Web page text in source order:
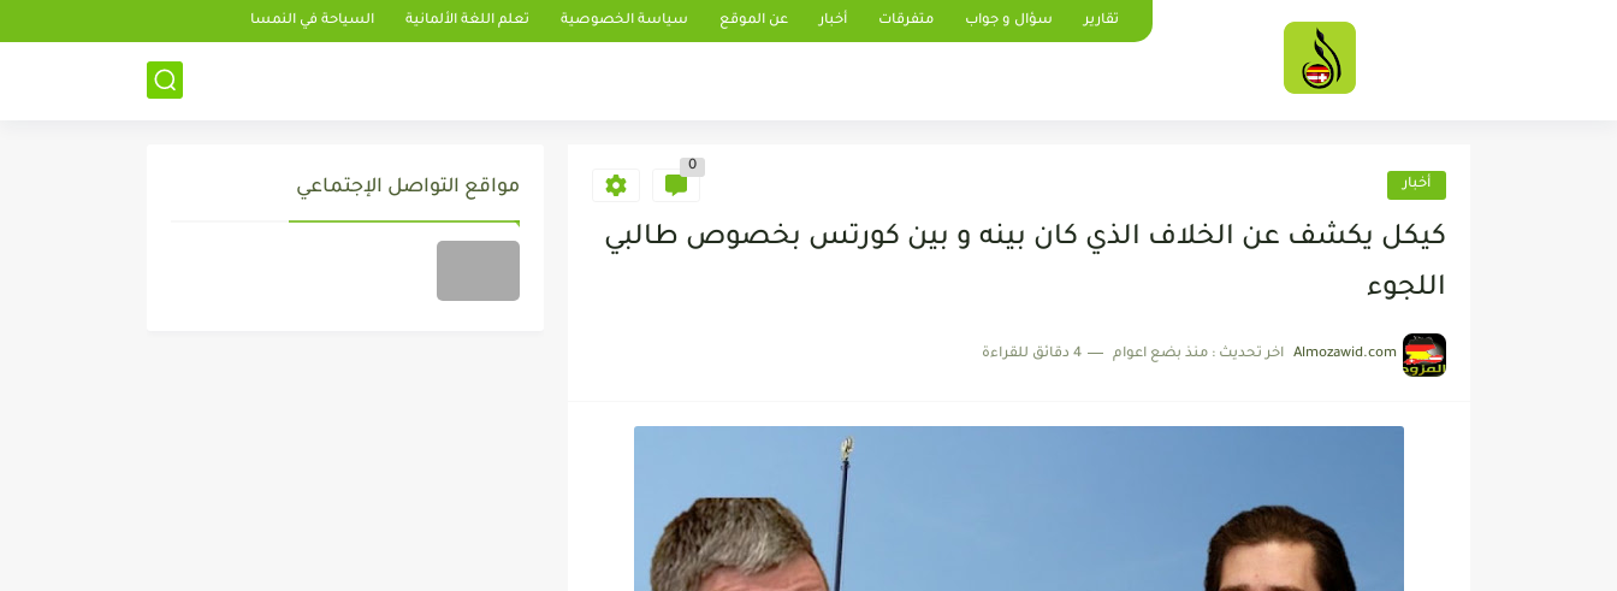
تقارير سؤال و جواب متفرقات أخبار عن الموقع سياسة الخصوصية تعلم اللغة الألمانية السياحة في النمسا
أخبار
0
كيكل يكشف عن الخلاف الذي كان بينه و بين كورتس بخصوص طالبي
اللجوء
Almozawid.com اخر تحديث : منذ بضع اعوام 4 دقائق للقراءة
مواقع التواصل الإجتماعي